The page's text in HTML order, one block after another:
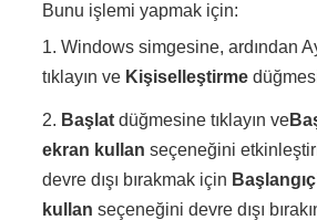
Bunu işlemi yapmak için:
1. Windows simgesine, ardından
tıklayın ve Kişiselleştirme
2. Başlat düğmesine tıklayın ve
ekran kullan seçeneğini
devre dışı bırakmak için
kullan seçeneğini devre dışı